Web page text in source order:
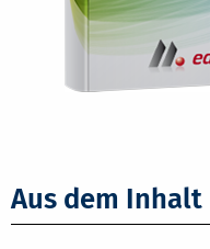
Aus dem Inhalt